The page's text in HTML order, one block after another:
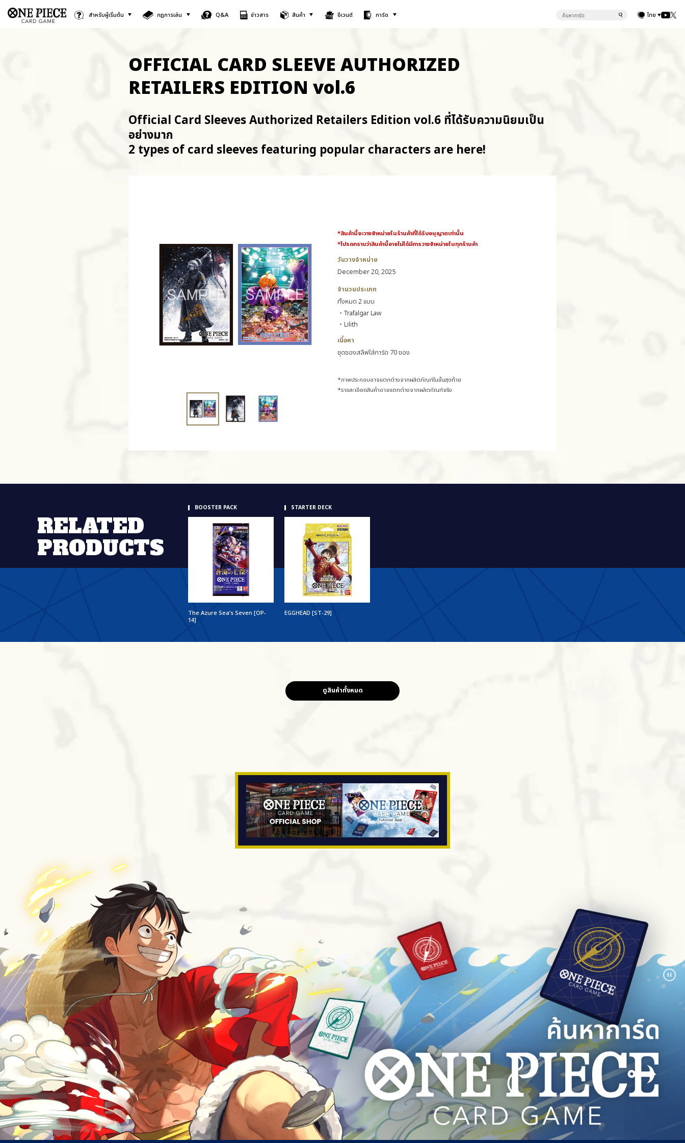
สำหรับผู้เริ่มต้น กฎการเล่น Q&A ข่าวสาร สินค้า อีเวนต์ การ์ด ไทย
OFFICIAL CARD SLEEVE AUTHORIZED
RETAILERS EDITION vol.6
Official Card Sleeves Authorized Retailers Edition vol.6 ที่ได้รับความนิยมเป็น
อย่างมาก
2 types of card sleeves featuring popular characters are here!
*สินค้านี้จะวางจำหน่ายในร้านค้าที่ได้รับอนุญาตเท่านั้น
*โปรดทราบว่าสินค้านี้อาจไม่ได้มีการวางจำหน่ายในทุกร้านค้า
วันวางจำหน่าย
December 20, 2025
จำนวนประเภท
ทั้งหมด 2 แบบ
・Trafalgar Law
・Lilith
เนื้อหา
ชุดซองสลีฟใส่การ์ด 70 ซอง
*ภาพประกอบอาจแตกต่างจากผลิตภัณฑ์ในขั้นสุดท้าย
*รายละเอียดสินค้าอาจแตกต่างจากผลิตภัณฑ์จริง
RELATED
PRODUCTS
BOOSTER PACK
The Azure Sea’s Seven [OP-
14]
STARTER DECK
EGGHEAD [ST-29]
ดูสินค้าทั้งหมด